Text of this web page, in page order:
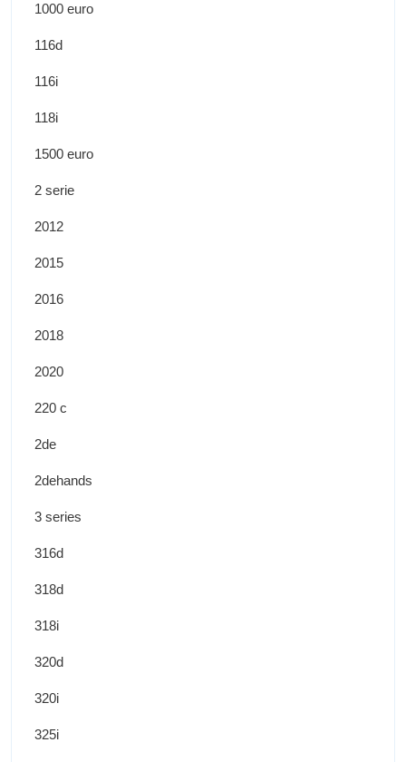
1000 euro
116d
116i
118i
1500 euro
2 serie
2012
2015
2016
2018
2020
220 c
2de
2dehands
3 series
316d
318d
318i
320d
320i
325i